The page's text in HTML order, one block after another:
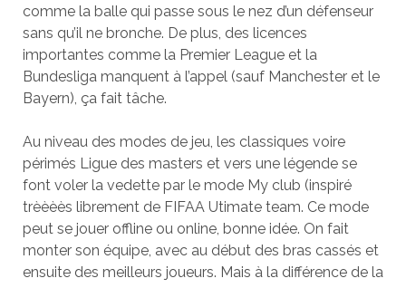
comme la balle qui passe sous le nez d’un défenseur
sans qu’il ne bronche. De plus, des licences
importantes comme la Premier League et la
Bundesliga manquent à l’appel (sauf Manchester et le
Bayern), ça fait tâche.
Au niveau des modes de jeu, les classiques voire
périmés Ligue des masters et vers une légende se
font voler la vedette par le mode My club (inspiré
trèèèès librement de FIFAA Utimate team. Ce mode
peut se jouer offline ou online, bonne idée. On fait
monter son équipe, avec au début des bras cassés et
ensuite des meilleurs joueurs. Mais à la différence de la